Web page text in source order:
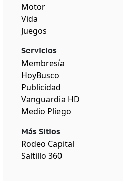
Motor
Vida
Juegos
Servicios
Membresía
HoyBusco
Publicidad
Vanguardia HD
Medio Pliego
Más Sitios
Rodeo Capital
Saltillo 360